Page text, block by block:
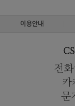
이용안내
전
카
문